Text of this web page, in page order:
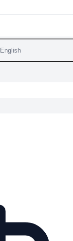
English